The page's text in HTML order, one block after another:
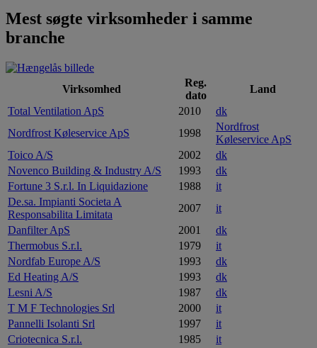
Mest søgte virksomheder i samme
branche
Virksomhed
Reg.
dato
Land
Total Ventilation ApS
2010
dk
Nordfrost Køleservice ApS
1998
Nordfrost
Køleservice ApS
Toico A/S
2002
dk
Novenco Building & Industry A/S
1993
dk
Fortune 3 S.r.l. In Liquidazione
1988
it
De.sa. Impianti Societa A
Responsabilita Limitata
2007
it
Danfilter ApS
2001
dk
Thermobus S.r.l.
1979
it
Nordfab Europe A/S
1993
dk
Ed Heating A/S
1993
dk
Lesni A/S
1987
dk
T M F Technologies Srl
2000
it
Pannelli Isolanti Srl
1997
it
Criotecnica S.r.l.
1985
it